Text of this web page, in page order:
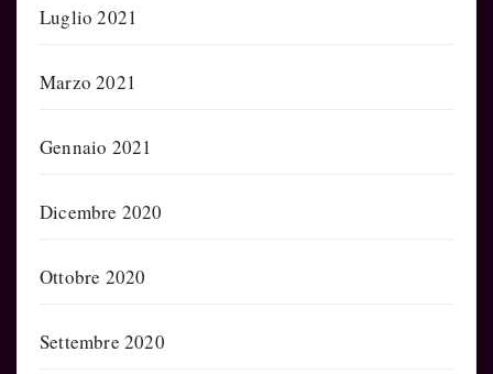
Luglio 2021
Marzo 2021
Gennaio 2021
Dicembre 2020
Ottobre 2020
Settembre 2020